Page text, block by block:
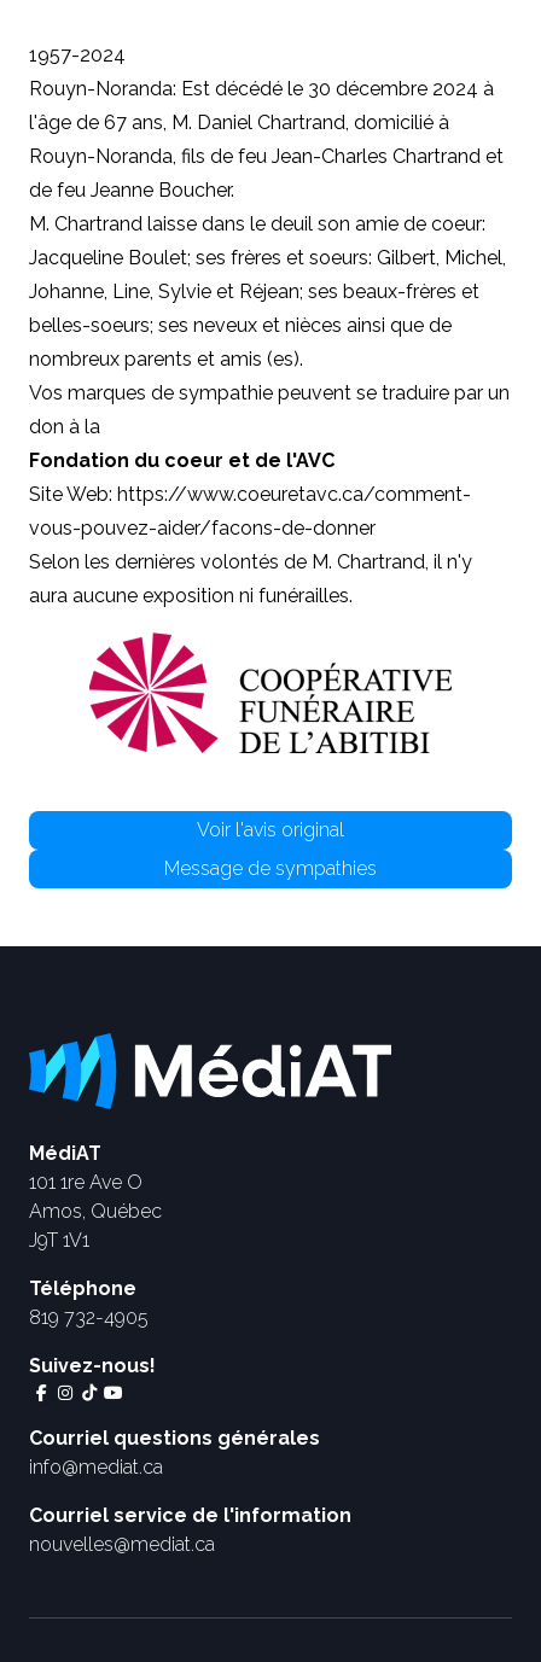
1957-2024
Rouyn-Noranda: Est décédé le 30 décembre 2024 à
l'âge de 67 ans, M. Daniel Chartrand, domicilié à
Rouyn-Noranda, fils de feu Jean-Charles Chartrand et
de feu Jeanne Boucher.
M. Chartrand laisse dans le deuil son amie de coeur:
Jacqueline Boulet; ses frères et soeurs: Gilbert, Michel,
Johanne, Line, Sylvie et Réjean; ses beaux-frères et
belles-soeurs; ses neveux et nièces ainsi que de
nombreux parents et amis (es).
Vos marques de sympathie peuvent se traduire par un
don à la
Fondation du coeur et de l'AVC
Site Web: https://www.coeuretavc.ca/comment-
vous-pouvez-aider/facons-de-donner
Selon les dernières volontés de M. Chartrand, il n'y
aura aucune exposition ni funérailles.
Voir l'avis original
Message de sympathies
MédiAT
101 1re Ave O
Amos, Québec
J9T 1V1
Téléphone
819 732-4905
Suivez-nous!
Courriel questions générales
info@mediat.ca
Courriel service de l'information
nouvelles@mediat.ca